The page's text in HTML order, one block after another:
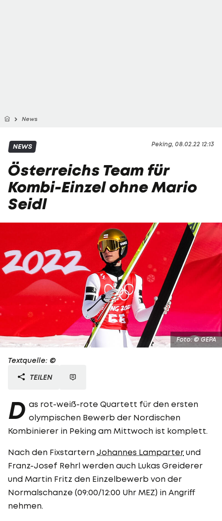
News
Peking, 08.02.22 12:13
NEWS
Österreichs Team für
Kombi-Einzel ohne Mario
Seidl
Foto: © GEPA
Textquelle: ©
TEILEN
D as rot-weiß-rote Quartett für den ersten
olympischen Bewerb der Nordischen
Kombinierer in Peking am Mittwoch ist komplett.
Nach den Fixstartern Johannes Lamparter und
Franz-Josef Rehrl werden auch Lukas Greiderer
und Martin Fritz den Einzelbewerb von der
Normalschanze (09:00/12:00 Uhr MEZ) in Angriff
nehmen.